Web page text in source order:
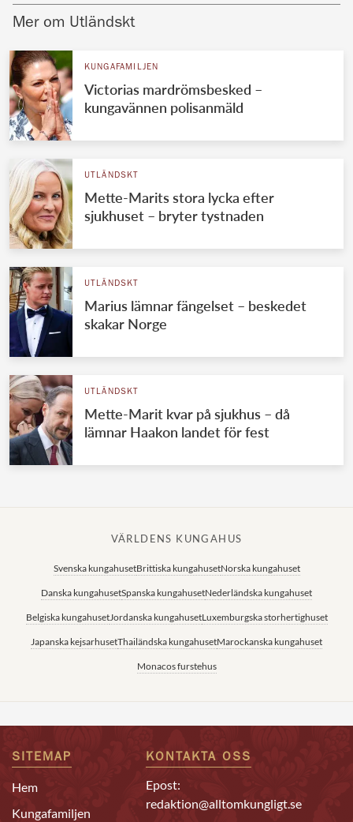
Mer om Utländskt
KUNGAFAMILJEN
Victorias mardrömsbesked –
kungavännen polisanmäld
UTLÄNDSKT
Mette-Marits stora lycka efter
sjukhuset – bryter tystnaden
UTLÄNDSKT
Marius lämnar fängelset – beskedet
skakar Norge
UTLÄNDSKT
Mette-Marit kvar på sjukhus – då
lämnar Haakon landet för fest
VÄRLDENS KUNGAHUS
Svenska kungahusetBrittiska kungahusetNorska kungahuset
Danska kungahusetSpanska kungahusetNederländska kungahuset
Belgiska kungahusetJordanska kungahusetLuxemburgska storhertighuset
Japanska kejsarhusetThailändska kungahusetMarockanska kungahuset
Monacos furstehus
SITEMAP
Hem
Kungafamiljen
KONTAKTA OSS
Epost:
redaktion@alltomkungligt.se